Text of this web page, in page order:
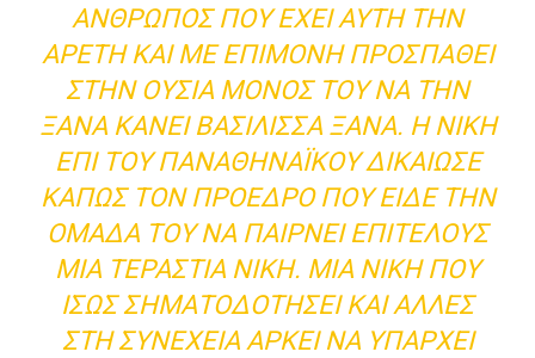
ΆΝΘΡΩΠΟΣ ΠΟΥ ΈΧΕΙ ΑΥΤΉ ΤΗΝ
ΑΡΕΤΉ ΚΑΙ ΜΕ ΕΠΙΜΟΝΉ ΠΡΟΣΠΑΘΕΊ
ΣΤΗΝ ΟΥΣΊΑ ΜΌΝΟΣ ΤΟΥ ΝΑ ΤΗΝ
ΞΑΝΆ ΚΆΝΕΙ ΒΑΣΊΛΙΣΣΑ ΞΑΝΆ. Η ΝΊΚΗ
ΕΠΊ ΤΟΥ ΠΑΝΑΘΗΝΑΪΚΟΎ ΔΙΚΑΊΩΣΕ
ΚΆΠΩΣ ΤΟΝ ΠΡΌΕΔΡΟ ΠΟΥ ΕΊΔΕ ΤΗΝ
ΟΜΆΔΑ ΤΟΥ ΝΑ ΠΑΊΡΝΕΙ ΕΠΙΤΈΛΟΥΣ
ΜΙΑ ΤΕΡΆΣΤΙΑ ΝΊΚΗ. ΜΊΑ ΝΊΚΗ ΠΟΥ
ΊΣΩΣ ΣΗΜΑΤΟΔΟΤΉΣΕΙ ΚΑΙ ΆΛΛΕΣ
ΣΤΗ ΣΥΝΈΧΕΙΑ ΑΡΚΕΊ ΝΑ ΥΠΆΡΧΕΙ